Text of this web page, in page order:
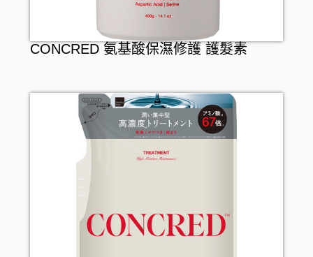
CONCRED 氨基酸保濕修護 護髮素